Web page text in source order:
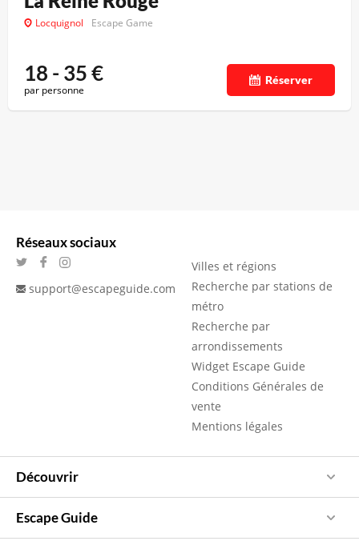
Locquignol Escape Game
18 - 35€
par personne
Réserver
Réseaux sociaux
support@escapeguide.com
Villes et régions
Recherche par stations de
métro
Recherche par
arrondissements
Widget Escape Guide
Conditions Générales de
vente
Mentions légales
Découvrir
Escape Guide